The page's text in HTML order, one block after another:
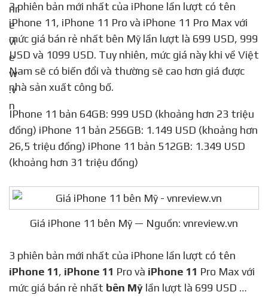
3 phiên bản mới nhất của iPhone lần lượt có tên
iPhone 11, iPhone 11 Pro và iPhone 11 Pro Max với
mức giá bán rẻ nhất bên Mỹ lần lượt là 699 USD, 999
USD và 1099 USD. Tuy nhiên, mức giá này khi về Việt
Nam sẽ có biến đổi và thường sẽ cao hơn giá được
nhà sản xuất công bố.
IPhone 11 bản 64GB: 999 USD (khoảng hơn 23 triệu
đồng) iPhone 11 bản 256GB: 1.149 USD (khoảng hơn
26,5 triệu đồng) iPhone 11 bản 512GB: 1.349 USD
(khoảng hơn 31 triệu đồng)
Giá iPhone 11 bên Mỹ — Nguồn: vnreview.vn
3 phiên bản mới nhất của iPhone lần lượt có tên
iPhone 11, iPhone 11 Pro và iPhone 11 Pro Max với
mức giá bán rẻ nhất bên Mỹ lần lượt là 699 USD …